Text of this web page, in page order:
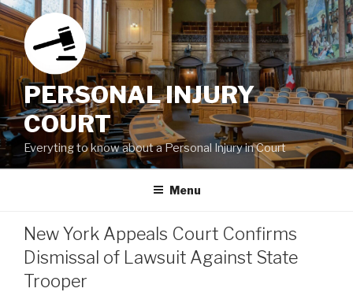
Skip
to
content
PERSONAL INJURY
COURT
Everyting to know about a Personal Injury in Court
Menu
New York Appeals Court Confirms
Dismissal of Lawsuit Against State
Trooper